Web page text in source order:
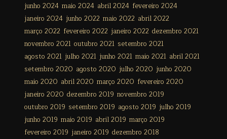
junho 2024 maio 2024 abril 2024 fevereiro 2024
janeiro 2024 junho 2022 maio 2022 abril 2022
março 2022 fevereiro 2022 janeiro 2022 dezembro 2021
novembro 2021 outubro 2021 setembro 2021
agosto 2021 julho 2021 junho 2021 maio 2021 abril 2021
setembro 2020 agosto 2020 julho 2020 junho 2020
maio 2020 abril 2020 março 2020 fevereiro 2020
janeiro 2020 dezembro 2019 novembro 2019
outubro 2019 setembro 2019 agosto 2019 julho 2019
junho 2019 maio 2019 abril 2019 março 2019
fevereiro 2019 janeiro 2019 dezembro 2018